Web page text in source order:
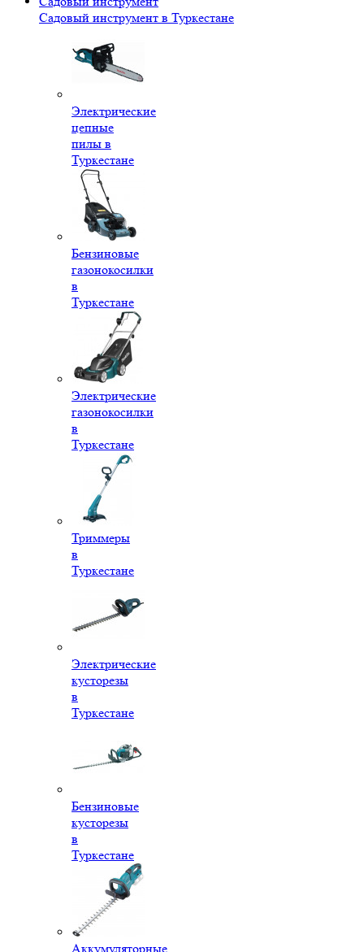
Садовый инструмент в Туркестане
Электрические
цепные
пилы в
Туркестане
Бензиновые
газонокосилки
в
Туркестане
Электрические
газонокосилки
в
Туркестане
Триммеры
в
Туркестане
Электрические
кусторезы
в
Туркестане
Бензиновые
кусторезы
в
Туркестане
Аккумуляторные